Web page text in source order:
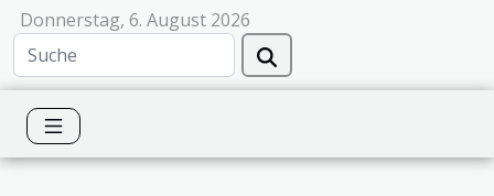
Donnerstag, 6. August 2026